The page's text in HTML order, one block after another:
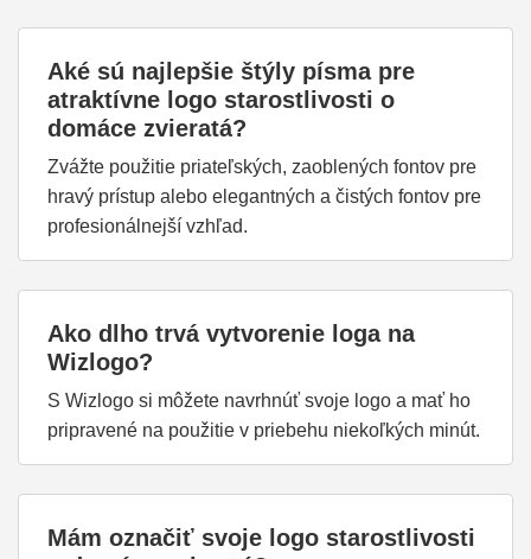
Aké sú najlepšie štýly písma pre
atraktívne logo starostlivosti o
domáce zvieratá?
Zvážte použitie priateľských, zaoblených fontov pre
hravý prístup alebo elegantných a čistých fontov pre
profesionálnejší vzhľad.
Ako dlho trvá vytvorenie loga na
Wizlogo?
S Wizlogo si môžete navrhnúť svoje logo a mať ho
pripravené na použitie v priebehu niekoľkých minút.
Mám označiť svoje logo starostlivosti